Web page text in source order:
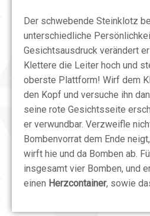
Der schwebende Steinklotz
unterschiedliche
Gesichtsausdruck verändert
Klettere die Leiter hoch und
oberste Plattform! Wirf dem
den Kopf und versuche ihn
seine rote Gesichtsseite
er verwundbar. Verzweifle
Bombenvorrat dem Ende
wirft hie und da Bomben ab.
insgesamt vier Bomben, und
einen Herzcontainer, sowie